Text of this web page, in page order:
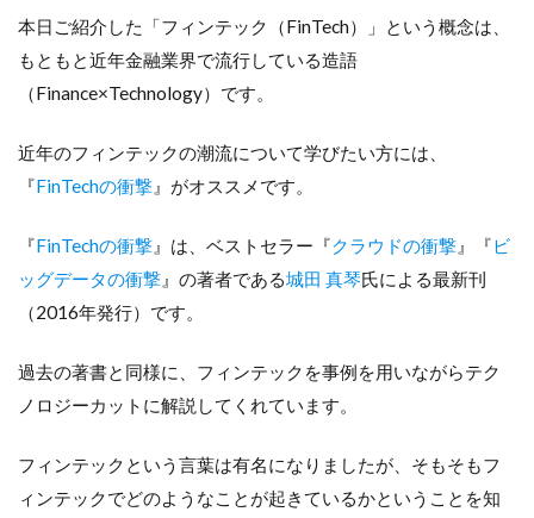
本日ご紹介した「フィンテック（FinTech）」という概念は、
もともと近年金融業界で流行している造語
（Finance×Technology）です。
近年のフィンテックの潮流について学びたい方には、
『FinTechの衝撃 』がオススメです。
『FinTechの衝撃 』は、ベストセラー『クラウドの衝撃 』『ビ
ッグデータの衝撃 』の著者である城田 真琴氏による最新刊
（2016年発行）です。
過去の著書と同様に、フィンテックを事例を用いながらテク
ノロジーカットに解説してくれています。
フィンテックという言葉は有名になりましたが、そもそもフ
ィンテックでどのようなことが起きているかということを知